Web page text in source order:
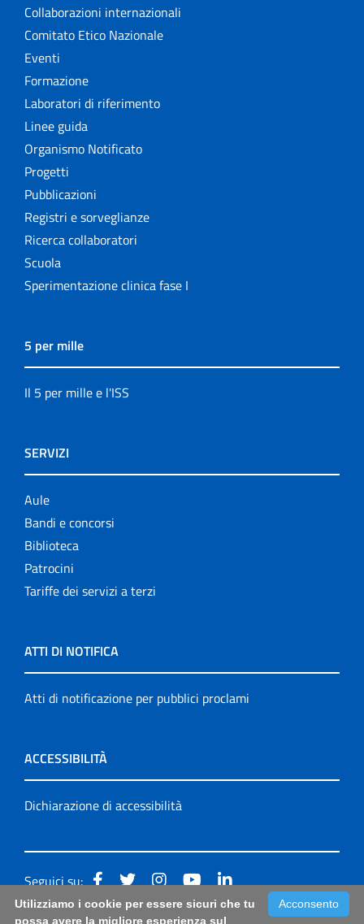
Collaborazioni internazionali
Comitato Etico Nazionale
Eventi
Formazione
Laboratori di riferimento
Linee guida
Organismo Notificato
Progetti
Pubblicazioni
Registri e sorveglianze
Ricerca collaboratori
Scuola
Sperimentazione clinica fase I
5 per mille
Il 5 per mille e l'ISS
SERVIZI
Aule
Bandi e concorsi
Biblioteca
Patrocini
Tariffe dei servizi a terzi
ATTI DI NOTIFICA
Atti di notificazione per pubblici proclami
ACCESSIBILITÀ
Dichiarazione di accessibilità
Seguici su:
Accessibilità: form di segnalazione di prima istanza per
Acconsento
Utilizziamo i cookie per essere sicuri che tu
possa avere la migliore esperienza sul